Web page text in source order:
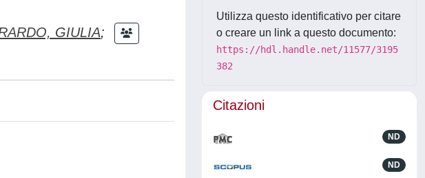
GIULIA;
Utilizza questo identificativo per citare
o creare un link a questo documento:
https://hdl.handle.net/11577/3195
382
Citazioni
ND
ND